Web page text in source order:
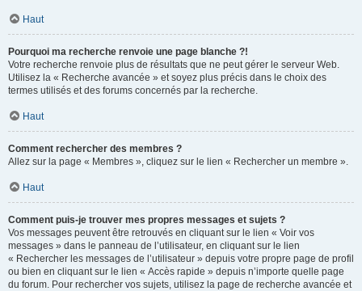
Haut
Pourquoi ma recherche renvoie une page blanche ?!
Votre recherche renvoie plus de résultats que ne peut gérer le serveur Web.
Utilisez la « Recherche avancée » et soyez plus précis dans le choix des
termes utilisés et des forums concernés par la recherche.
Haut
Comment rechercher des membres ?
Allez sur la page « Membres », cliquez sur le lien « Rechercher un membre ».
Haut
Comment puis-je trouver mes propres messages et sujets ?
Vos messages peuvent être retrouvés en cliquant sur le lien « Voir vos
messages » dans le panneau de l’utilisateur, en cliquant sur le lien
« Rechercher les messages de l’utilisateur » depuis votre propre page de profil
ou bien en cliquant sur le lien « Accès rapide » depuis n’importe quelle page
du forum. Pour rechercher vos sujets, utilisez la page de recherche avancée et